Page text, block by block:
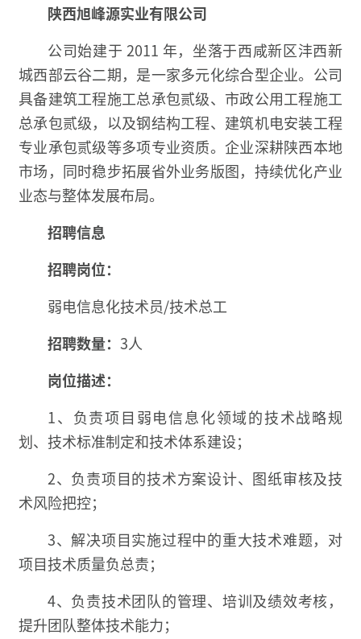
陕西旭峰源实业有限公司
公司始建于 2011 年，坐落于西咸新区沣西新
城西部云谷二期，是一家多元化综合型企业。公司
具备建筑工程施工总承包贰级、市政公用工程施工
总承包贰级，以及钢结构工程、建筑机电安装工程
专业承包贰级等多项专业资质。企业深耕陕西本地
市场，同时稳步拓展省外业务版图，持续优化产业
业态与整体发展布局。
招聘信息
招聘岗位：
弱电信息化技术员/技术总工
招聘数量： 3人
岗位描述：
1、负责项目弱电信息化领域的技术战略规
划、技术标准制定和技术体系建设；
2、负责项目的技术方案设计、图纸审核及技
术风险把控；
3、解决项目实施过程中的重大技术难题，对
项目技术质量负总责；
4、负责技术团队的管理、培训及绩效考核，
提升团队整体技术能力；